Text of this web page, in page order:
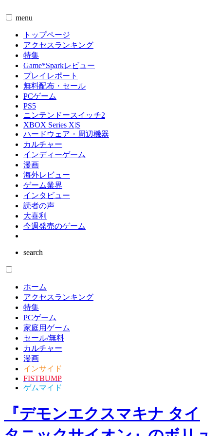
menu
トップページ
アクセスランキング
特集
Game*Sparkレビュー
プレイレポート
無料配布・セール
PCゲーム
PS5
ニンテンドースイッチ2
XBOX Series X|S
ハードウェア・周辺機器
カルチャー
インディーゲーム
漫画
海外レビュー
ゲーム業界
読者の声
search
ホーム
アクセスランキング
特集
PCゲーム
家庭用ゲーム
セール/無料
カルチャー
インサイド
FISTBUMP
ゲムマイド